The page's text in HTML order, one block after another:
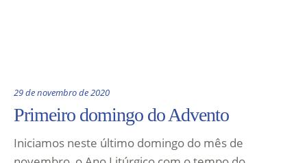
29 de novembro de 2020
Primeiro domingo do Advento
Iniciamos neste último domingo do mês de